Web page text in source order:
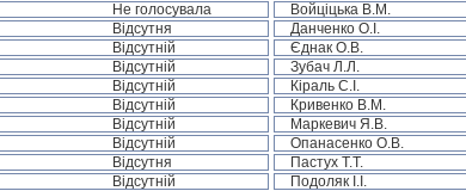
Не голосувала Войціцька В.М.
Відсутня Данченко О.І.
Відсутній Єднак О.В.
Відсутній Зубач Л.Л.
Відсутній Кіраль С.І.
Відсутній Кривенко В.М.
Відсутній Маркевич Я.В.
Відсутній Опанасенко О.В.
Відсутня Пастух Т.Т.
Відсутній Подоляк І.І.